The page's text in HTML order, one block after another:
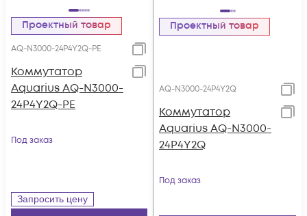
Проектный товар
AQ-N3000-24P4Y2Q-PE
Коммутатор
Aquarius AQ-N3000-
24P4Y2Q-PE
Под заказ
Запросить цену
Проектный товар
AQ-N3000-24P4Y2Q
Коммутатор
Aquarius AQ-N3000-
24P4Y2Q
Под заказ